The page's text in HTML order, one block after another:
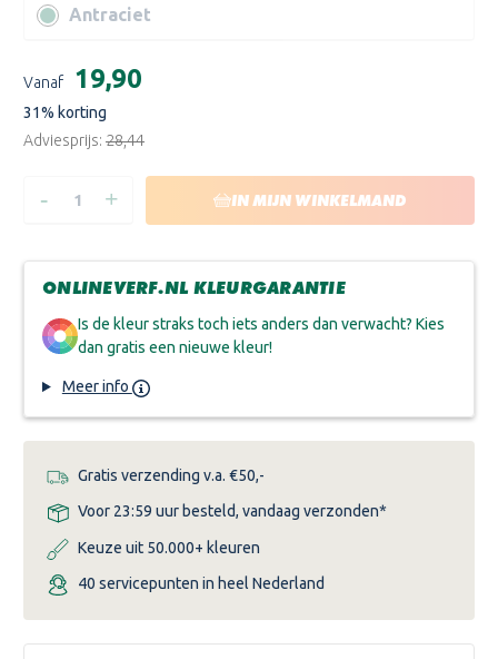
Antraciet
voorraad:
Vanaf €19,90
31% korting
Adviesprijs: €28,44
HOEVEELHEID
HOUTDECOR
- HOEVEELHEID
HOUTDECOR
+ IN MIJN WINKELMAND
ONLINEVERF.NL KLEURGARANTIE
Is de kleur straks toch iets anders dan verwacht? Kies
dan gratis een nieuwe kleur!
Meer info
Gratis verzending v.a. €50,-
Voor 23:59 uur besteld, vandaag verzonden*
Keuze uit 50.000+ kleuren
40 servicepunten in heel Nederland